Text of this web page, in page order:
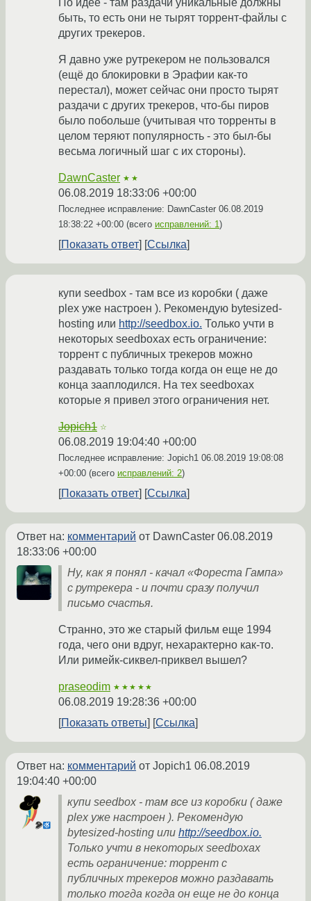
По идее - там раздачи уникальные должны
быть, то есть они не тырят торрент-файлы с
других трекеров.
Я давно уже рутрекером не пользовался
(ещё до блокировки в Эрафии как-то
перестал), может сейчас они просто тырят
раздачи с других трекеров, что-бы пиров
было побольше (учитывая что торренты в
целом теряют популярность - это был-бы
весьма логичный шаг с их стороны).
DawnCaster ★★
06.08.2019 18:33:06 +00:00
Последнее исправление: DawnCaster 06.08.2019
18:38:22 +00:00 (всего исправлений: 1)
Показать ответ Ссылка
купи seedbox - там все из коробки ( даже
plex уже настроен ). Рекомендую bytesized-
hosting или http://seedbox.io. Только учти в
некоторых seedboxах есть ограничение:
торрент с публичных трекеров можно
раздавать только тогда когда он еще не до
конца зааплодился. На тех seedboxах
которые я привел этого ограничения нет.
Jopich1 ☆
06.08.2019 19:04:40 +00:00
Последнее исправление: Jopich1 06.08.2019 19:08:08
+00:00 (всего исправлений: 2)
Показать ответ Ссылка
Ответ на: комментарий от DawnCaster 06.08.2019
18:33:06 +00:00
Ну, как я понял - качал «Фореста Гампа»
с рутрекера - и почти сразу получил
письмо счастья.
Странно, это же старый фильм еще 1994
года, чего они вдруг, нехарактерно как-то.
Или римейк-сиквел-приквел вышел?
praseodim ★★★★★
06.08.2019 19:28:36 +00:00
Показать ответы
Ссылка
Ответ на: комментарий от Jopich1 06.08.2019
19:04:40 +00:00
купи seedbox - там все из коробки ( даже
plex уже настроен ). Рекомендую
bytesized-hosting или http://seedbox.io.
Только учти в некоторых seedboxах
есть ограничение: торрент с
публичных трекеров можно раздавать
только тогда когда он еще не до конца